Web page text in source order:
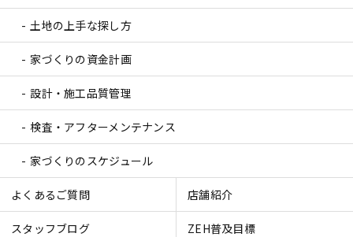
土地の上手な探し方
家づくりの資金計画
設計・施工品質管理
検査・アフターメンテナンス
家づくりのスケジュール
よくあるご質問 店舗紹介
スタッフブログ ZEH普及目標